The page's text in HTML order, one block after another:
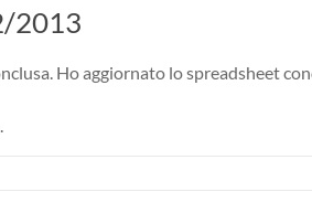
2013
Ho aggiornato lo spreadsheet